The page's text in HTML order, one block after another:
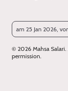
am 25 Jan 2026,
© 2026 Mahsa
permission.